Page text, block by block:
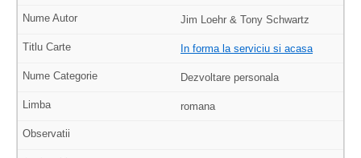
Jim Loehr & Tony Schwartz
In forma la serviciu si acasa
Dezvoltare personala
romana